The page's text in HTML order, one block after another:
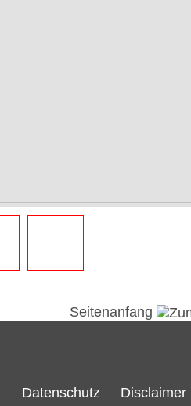
Seitenanfang
Datenschutz Disclaimer